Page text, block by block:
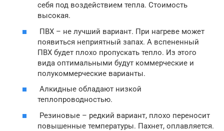
себя под воздействием тепла. Стоимость
высокая.
ПВХ – не лучший вариант. При нагреве может
появиться неприятный запах. А вспененный
ПВХ будет плохо пропускать тепло. Из этого
вида оптимальными будут коммерческие и
полукоммерческие варианты.
Алкидные обладают низкой
теплопроводностью.
Резиновые – редкий вариант, плохо переносит
повышенные температуры. Пахнет, оплавляется.